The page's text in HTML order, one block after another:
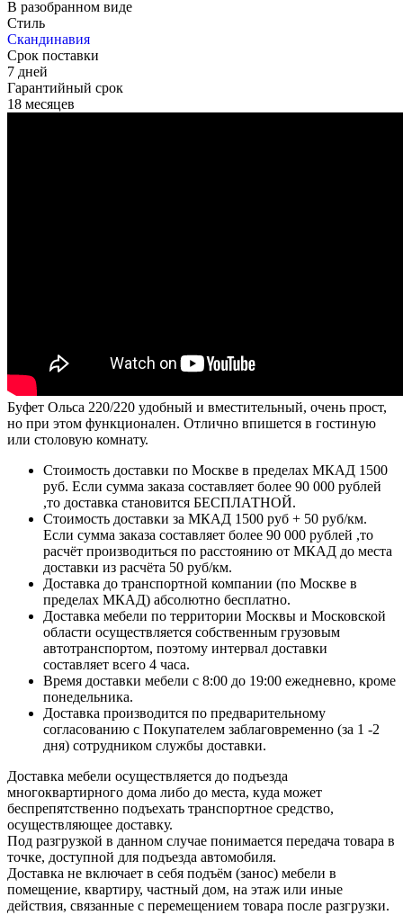
В разобранном виде
Стиль
Скандинавия
Срок поставки
7 дней
Гарантийный срок
18 месяцев
Буфет Ольса 220/220 удобный и вместительный, очень прост,
но при этом функционален. Отлично впишется в гостиную
или столовую комнату.
Стоимость доставки по Москве в пределах МКАД 1500
руб. Если сумма заказа составляет более 90 000 рублей
,то доставка становится БЕСПЛАТНОЙ.
Стоимость доставки за МКАД 1500 руб + 50 руб/км.
Если сумма заказа составляет более 90 000 рублей ,то
расчёт производиться по расстоянию от МКАД до места
доставки из расчёта 50 руб/км.
Доставка до транспортной компании (по Москве в
пределах МКАД) абсолютно бесплатно.
Доставка мебели по территории Москвы и Московской
области осуществляется собственным грузовым
автотранспортом, поэтому интервал доставки
составляет всего 4 часа.
Время доставки мебели с 8:00 до 19:00 ежедневно, кроме
понедельника.
Доставка производится по предварительному
согласованию с Покупателем заблаговременно (за 1 -2
дня) сотрудником службы доставки.
Доставка мебели осуществляется до подъезда
многоквартирного дома либо до места, куда может
беспрепятственно подъехать транспортное средство,
осуществляющее доставку.
Под разгрузкой в данном случае понимается передача товара в
точке, доступной для подъезда автомобиля.
Доставка не включает в себя подъём (занос) мебели в
помещение, квартиру, частный дом, на этаж или иные
действия, связанные с перемещением товара после разгрузки.